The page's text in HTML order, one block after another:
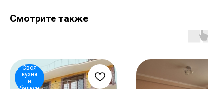
Смотрите также
Своя
кухня
и